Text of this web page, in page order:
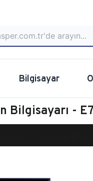
Bilgisayar
Bilgisayarı -